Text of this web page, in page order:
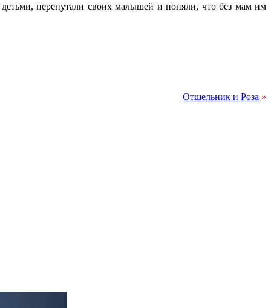
перепутали своих малышей и поняли, что без мам им
Отшельник и Роза »